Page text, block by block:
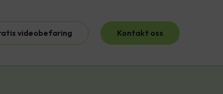
videobefaring Kontakt oss